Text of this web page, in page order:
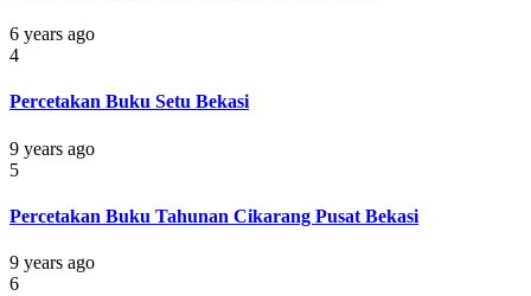
6 years ago
4
Percetakan Buku Setu Bekasi
9 years ago
5
Percetakan Buku Tahunan Cikarang Pusat Bekasi
9 years ago
6